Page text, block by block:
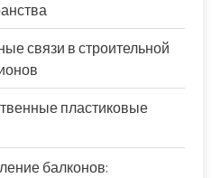
связи в строительной
пластиковые
балконов: